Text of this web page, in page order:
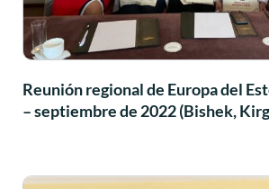
Reunión regional de Europa del
– septiembre de 2022 (Bishek,